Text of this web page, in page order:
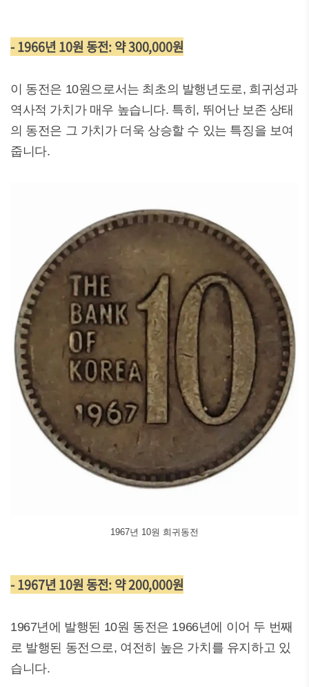
- 1966년 10원 동전: 약 300,000원
이 동전은 10원으로서는 최초의 발행년도로, 희귀성과
역사적 가치가 매우 높습니다. 특히, 뛰어난 보존 상태
의 동전은 그 가치가 더욱 상승할 수 있는 특징을 보여
줍니다.
1967년 10원 희귀동전
- 1967년 10원 동전: 약 200,000원
1967년에 발행된 10원 동전은 1966년에 이어 두 번째
로 발행된 동전으로, 여전히 높은 가치를 유지하고 있
습니다.